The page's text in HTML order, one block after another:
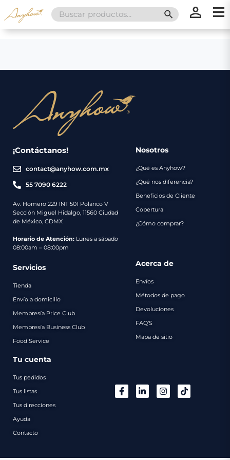
Search
for:
SEARCH
¡Contáctanos!
contact@anyhow.com.mx
55 7090 6222
Av. Homero 229 INT 501 Polanco V
Sección Miguel Hidalgo, 11560 Ciudad
de México, CDMX
Horario de Atención: Lunes a sábado
08:00am – 08:00pm
Nosotros
¿Qué es Anyhow?
¿Qué nos diferencia?
Beneficios de Cliente
Cobertura
¿Cómo comprar?
Servicios
Tienda
Envío a domicilio
Membresía Price Club
Membresía Business Club
Food Service
Acerca de
Envíos
Métodos de pago
Devoluciones
FAQ’S
Mapa de sitio
Tu cuenta
Tus pedidos
Tus listas
Tus direcciones
Ayuda
Contacto
Nosotros
Servicios
Envíos
Métodos
de
Catálogo
Regalos
Contacto